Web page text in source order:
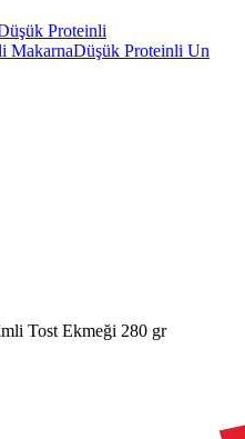
Proteinli
MakarnaDüşük Proteinli Un
Tost Ekmeği 280 gr